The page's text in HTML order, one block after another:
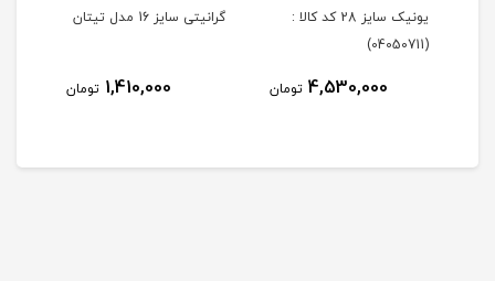
یونیک سایز 28 کد کالا :
(04050711)
4,530,000 تومان
گرانیتی سایز 16 مدل تیتان
1,410,000 تومان